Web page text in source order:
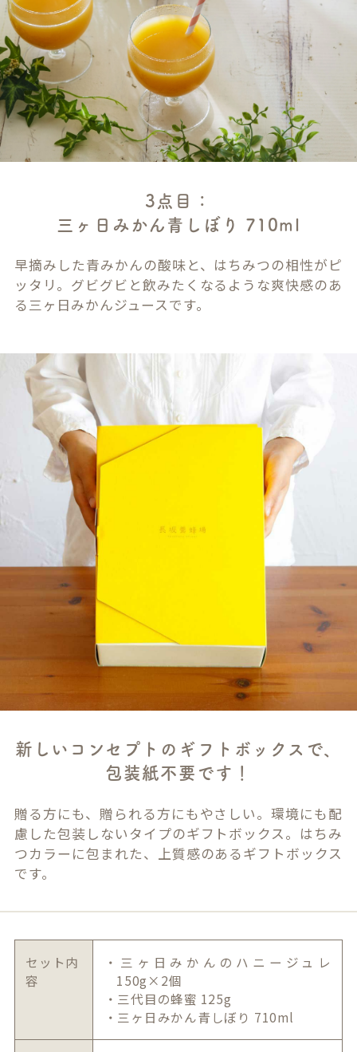
3点目：
三ヶ日みかん青しぼり 710ml
早摘みした青みかんの酸味と、はちみつの相性がピ
ッタリ。グビグビと飲みたくなるような爽快感のあ
る三ヶ日みかんジュースです。
新しいコンセプトのギフトボックスで、
包装紙不要です！
贈る方にも、贈られる方にもやさしい。環境にも配
慮した包装しないタイプのギフトボックス。はちみ
つカラーに包まれた、上質感のあるギフトボックス
です。
セット内
容
・三ヶ日みかんのハニージュレ
150g×2個
・三代目の蜂蜜 125g
・三ヶ日みかん青しぼり 710ml